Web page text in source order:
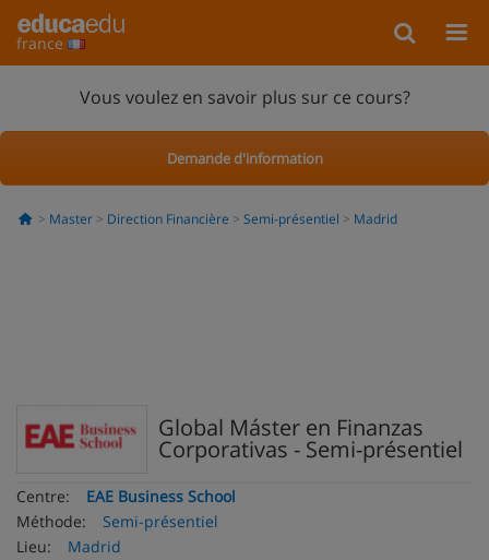
france
Vous voulez en savoir plus sur ce cours?
Demande d'information
Master Direction Financière Semi-présentiel Madrid
Global Máster en Finanzas
Corporativas - Semi-présentiel
Centre:
EAE Business School
Méthode:
Semi-présentiel
Lieu:
Madrid